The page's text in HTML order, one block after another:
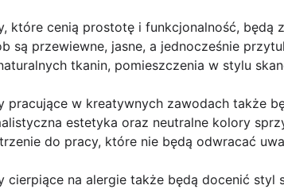
które cenią prostotę i funkcjonalność, będą
są przewiewne, jasne, a jednocześnie
tkanin, pomieszczenia w stylu
pracujące w kreatywnych zawodach także
estetyka oraz neutralne kolory
do pracy, które nie będą odwracać
cierpiące na alergie także będą docenić styl